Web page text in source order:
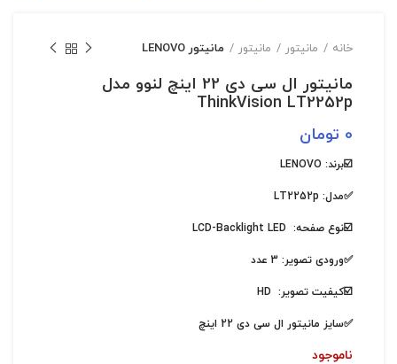
خانه مانیتور مانیتور مانیتور LENOVO
مانیتور ال سی دی 22 اینچ لنوو مدل
ThinkVision LT2252p
0 تومان
☑️برند: LENOVO
✅مدل: LT2252p
☑️نوع صفحه: LCD-Backlight LED
✅ورودی تصویر: 3 عدد
☑️کیفیت تصویر: HD
✅سایز مانیتور ال سی دی 22 اینچ
ناموجود